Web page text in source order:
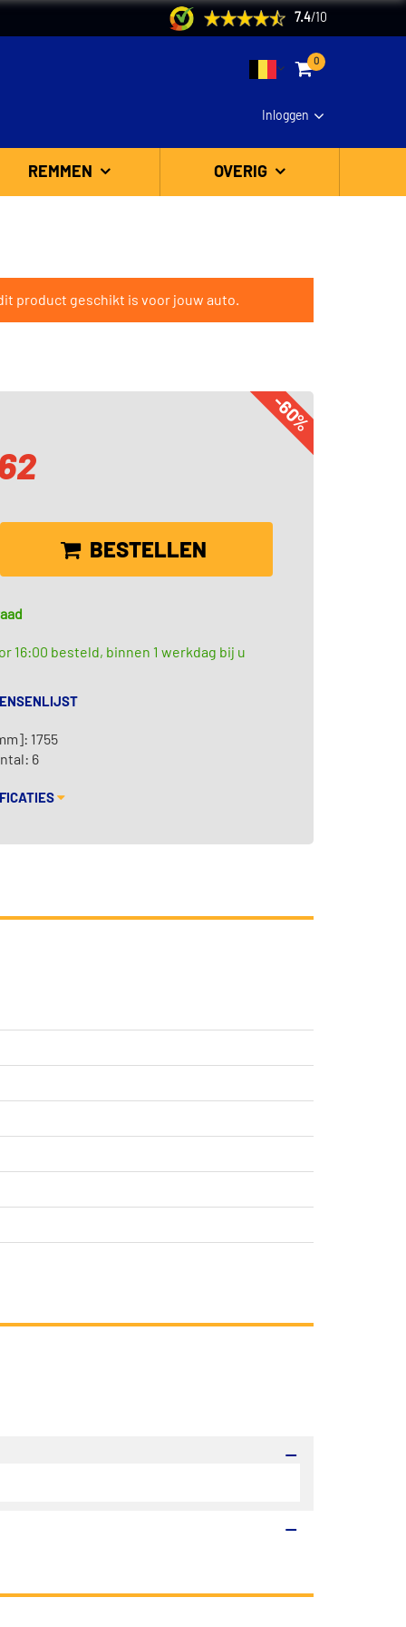
7.4/ 10
0
Inloggen
REMMEN OVERIG
product geschikt is voor jouw auto.
-60%
BESTELLEN
16:00 besteld, binnen 1 werkdag bij u
1755
6